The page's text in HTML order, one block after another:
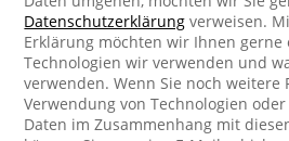
Datenschutzerklärung verweisen.
Erklärung möchten wir Ihnen gerne
Technologien wir verwenden und
verwenden. Wenn Sie noch weitere
Verwendung von Technologien
Daten im Zusammenhang mit